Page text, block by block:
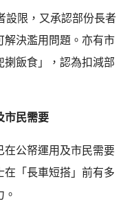
設限，又承認部份長者
解決濫用問題。亦有市
揦飯食」，認為扣減部
市民需要
在公帑運用及市民需要
在「長車短搭」前有多